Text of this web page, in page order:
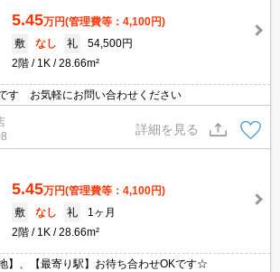
5.45万円(管理費等：4,100円)
敷
なし 礼
54,500円
2階
1K 28.66m²
す お気軽にお問い合わせください
詳細を見る
5.45万円(管理費等：4,100円)
敷
なし 礼
1ヶ月
2階
1K 28.66m²
】、【最寄り駅】お待ち合わせOKです☆